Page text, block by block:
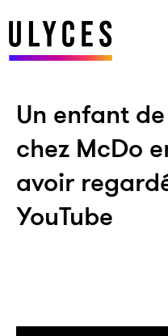
Un enfant
chez McDo
avoir
YouTube